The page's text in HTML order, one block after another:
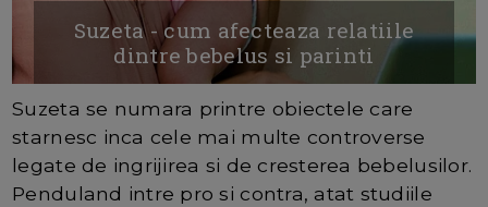
Suzeta - cum afecteaza relatiile
dintre bebelus si parinti
Suzeta se numara printre obiectele care
starnesc inca cele mai multe controverse
legate de ingrijirea si de cresterea bebelusilor.
Penduland intre pro si contra, atat studiile